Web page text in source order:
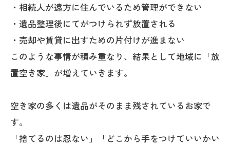
・相続人が遠方に住んでいるため管理ができない
・遺品整理後にてがつけられず放置される
・売却や賃貸に出すための片付けが進まない
このような事情が積み重なり、結果として地域に「放
置空き家」が増えていきます。
空き家の多くは遺品がそのまま残されているお家で
す。
「捨てるのは忍ない」「どこから手をつけていいかい